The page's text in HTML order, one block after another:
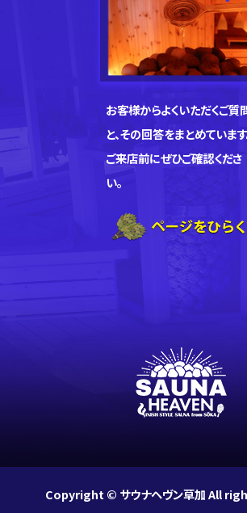
お客様からよくいただくご質
と、その回答をまとめています
ご来店前にぜひご確認くださ
い。
Copyright © サウナヘヴン草加 All